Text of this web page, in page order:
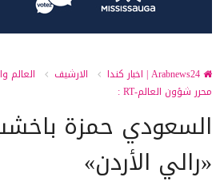
الارشيف
العالم
محرر شؤون العالم-RT :
السعودي حمزة
«رالي الأردن»